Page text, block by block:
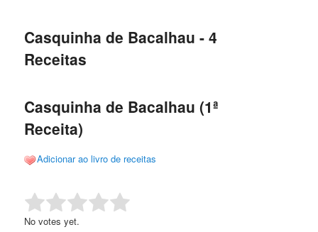
conteúdo
conteúdo
Casquinha de Bacalhau - 4
Receitas
Casquinha de Bacalhau (1ª
Receita)
Adicionar ao livro de receitas
Rate this item: Submit Rating
No votes yet.